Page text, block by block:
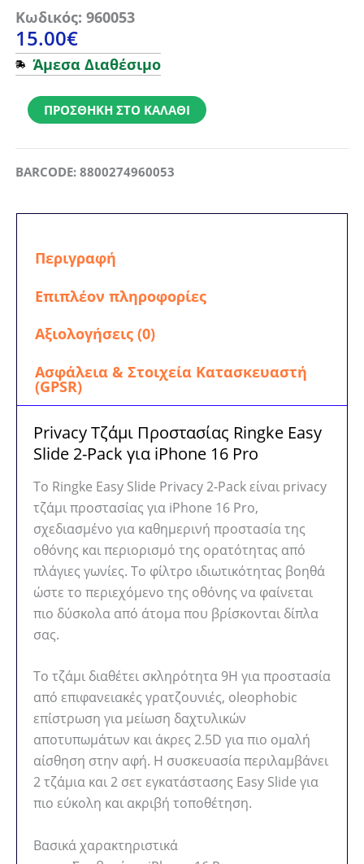
Κωδικός: 960053
15.00€
Άμεσα Διαθέσιμο
Τζάμι
Προστασίας
iPhone
16
Ringke
Slide
Pack
ΠΡΟΣΘΉΚΗ ΣΤΟ ΚΑΛΆΘΙ
BARCODE: 8800274960053
Περιγραφή
Επιπλέον πληροφορίες
Αξιολογήσεις (0)
Ασφάλεια & Στοιχεία Κατασκευαστή
(GPSR)
Privacy Τζάμι Προστασίας Ringke Easy
Slide 2-Pack για iPhone 16 Pro
Το Ringke Easy Slide Privacy 2-Pack είναι privacy
τζάμι προστασίας για iPhone 16 Pro,
σχεδιασμένο για καθημερινή προστασία της
οθόνης και περιορισμό της ορατότητας από
πλάγιες γωνίες. Το φίλτρο ιδιωτικότητας βοηθά
ώστε το περιεχόμενο της οθόνης να φαίνεται
πιο δύσκολα από άτομα που βρίσκονται δίπλα
σας.
Το τζάμι διαθέτει σκληρότητα 9H για προστασία
από επιφανειακές γρατζουνιές, oleophobic
επίστρωση για μείωση δαχτυλικών
αποτυπωμάτων και άκρες 2.5D για πιο ομαλή
αίσθηση στην αφή. Η συσκευασία περιλαμβάνει
2 τζάμια και 2 σετ εγκατάστασης Easy Slide για
πιο εύκολη και ακριβή τοποθέτηση.
Βασικά χαρακτηριστικά